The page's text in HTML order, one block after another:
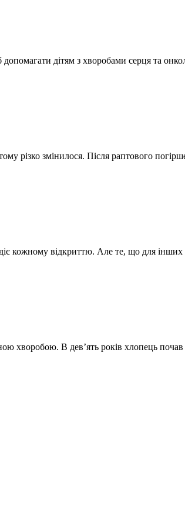
дітям з хворобами серця та
різко змінилося. Після раптового
кожному відкриттю. Але те, що для інших
хворобою. В девʼять років хлопець